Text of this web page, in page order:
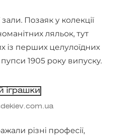
Позаяк у колекції
ляльок, тут
із перших целулоїдних
пупси 1905 року випуску.
різні професії,